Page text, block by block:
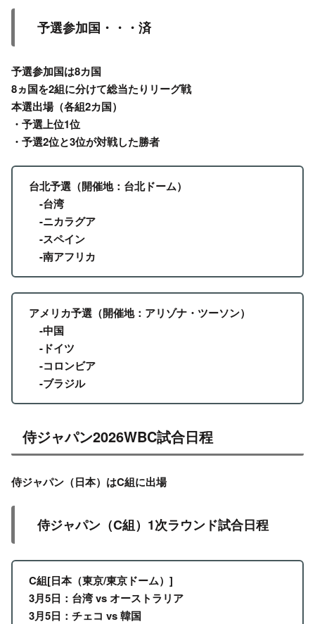
予選参加国・・・済
予選参加国は8カ国
8ヵ国を2組に分けて総当たりリーグ戦
本選出場（各組2カ国）
・予選上位1位
・予選2位と3位が対戦した勝者
台北予選（開催地：台北ドーム）
-台湾
-ニカラグア
-スペイン
-南アフリカ
アメリカ予選（開催地：アリゾナ・ツーソン）
-中国
-ドイツ
-コロンビア
-ブラジル
侍ジャパン2026WBC試合日程
侍ジャパン（日本）はC組に出場
侍ジャパン（C組）1次ラウンド試合日程
C組[日本（東京/東京ドーム）]
3月5日：台湾 vs オーストラリア
3月5日：チェコ vs 韓国